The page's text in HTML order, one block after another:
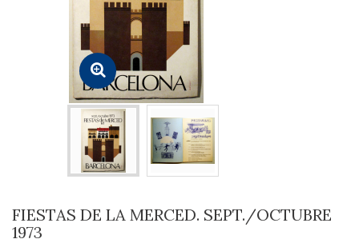
FIESTAS DE LA MERCED. SEPT./OCTUBRE
1973